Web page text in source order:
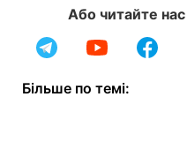
Або читайте
Більше по темі: